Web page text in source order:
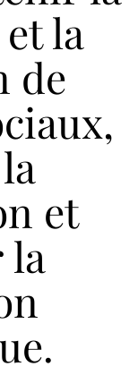
la
de
et
la